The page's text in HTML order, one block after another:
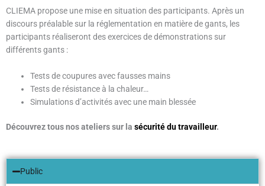
CLIEMA propose une mise en situation des participants. Après un
discours préalable sur la réglementation en matière de gants, les
participants réaliseront des exercices de démonstrations sur
différents gants :
Tests de coupures avec fausses mains
Tests de résistance à la chaleur…
Simulations d’activités avec une main blessée
Découvrez tous nos ateliers sur la sécurité du travailleur.
Public